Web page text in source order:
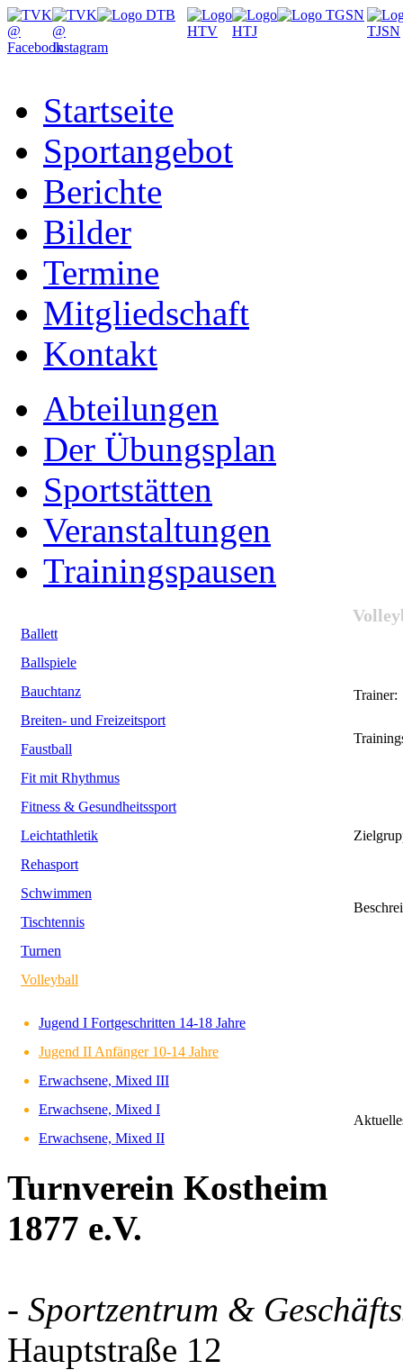
Startseite
Sportangebot
Berichte
Bilder
Termine
Mitgliedschaft
Kontakt
Abteilungen
Der Übungsplan
Sportstätten
Veranstaltungen
Trainingspausen
Ballett
Ballspiele
Bauchtanz
Breiten- und Freizeitsport
Faustball
Fit mit Rhythmus
Fitness & Gesundheitssport
Leichtathletik
Rehasport
Schwimmen
Tischtennis
Turnen
Volleyball
Jugend I Fortgeschritten 14-18 Jahre
Jugend II Anfänger 10-14 Jahre
Erwachsene, Mixed III
Erwachsene, Mixed I
Erwachsene, Mixed II
Trainer:
Turnverein Kostheim
1877 e.V.
- Sportzentrum &
Hauptstraße 12